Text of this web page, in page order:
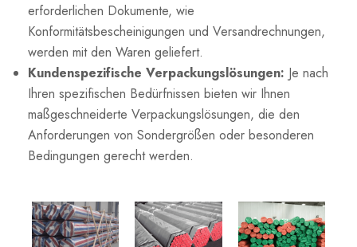
erforderlichen Dokumente, wie
Konformitätsbescheinigungen und Versandrechnungen,
werden mit den Waren geliefert.
Kundenspezifische Verpackungslösungen: Je nach
Ihren spezifischen Bedürfnissen bieten wir Ihnen
maßgeschneiderte Verpackungslösungen, die den
Anforderungen von Sondergrößen oder besonderen
Bedingungen gerecht werden.